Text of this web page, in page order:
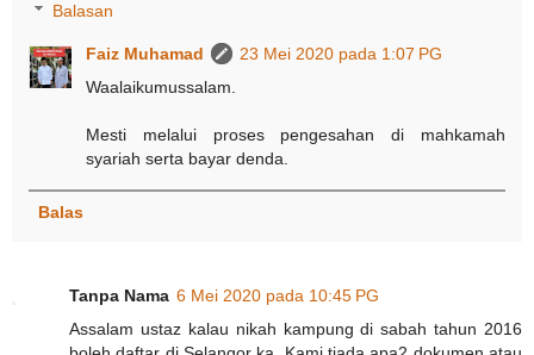
Balasan
Faiz Muhamad
23 Mei 2020 pada 1:07 PG
Waalaikumussalam.
Mesti melalui proses pengesahan di mahkamah
syariah serta bayar denda.
Balas
Tanpa Nama 6 Mei 2020 pada 10:45 PG
Assalam ustaz kalau nikah kampung di sabah tahun 2016